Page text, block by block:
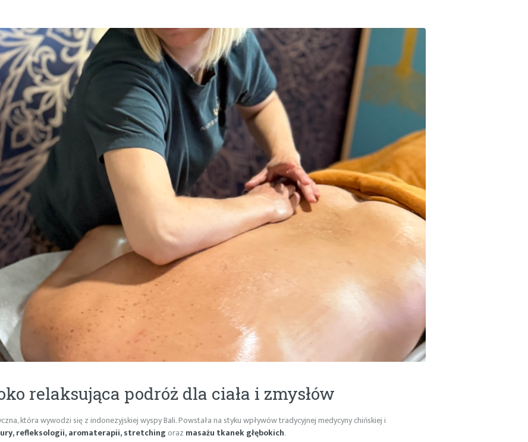
GALERIA
BLOG
KONTAKT
BOOKSY
relaksująca podróż dla ciała i zmysłów
która wywodzi się z indonezyjskiej wyspy Bali. Powstała na styku wpływów tradycyjnej medycyny chińskiej i
refleksologii, aromaterapii, stretchingoraz masażu tkanek głębokich.